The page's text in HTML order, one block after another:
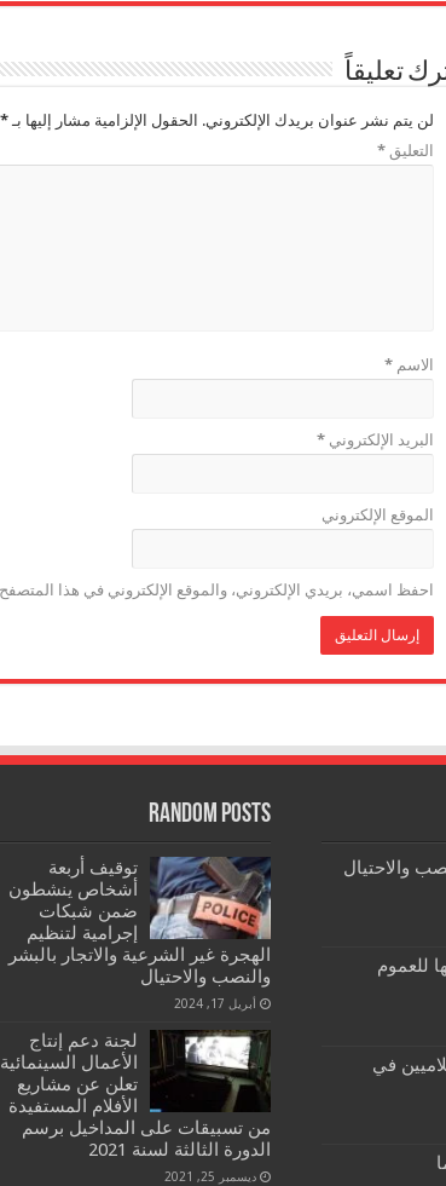
تعليقاً
لن يتم نشر عنوان بريدك الإلكتروني. الحقول الإلزامية مشار إليها بـ*
التعليق *
الاسم *
البريد الإلكتروني *
الموقع الإلكتروني
احفظ اسمي، بريدي الإلكتروني، والموقع الإلكتروني في هذا
والاحتيال
للعموم
للإسلاميين في
Random Posts
توقيف أربعة
أشخاص ينشطون
ضمن شبكات
إجرامية لتنظيم
الهجرة غير الشرعية والاتجار بالبشر
والنصب والاحتيال
أبريل 17, 2024
لجنة دعم إنتاج
الأعمال السينمائية
تعلن عن مشاريع
الأفلام المستفيدة
من تسبيقات على المداخيل برسم
الدورة الثالثة لسنة 2021
ديسمبر 25, 2021